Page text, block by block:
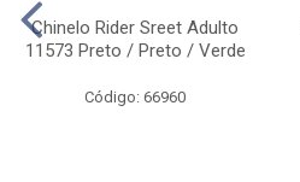
Chinelo Rider Sreet Adulto
11573 Preto / Preto / Verde
Código: 66960